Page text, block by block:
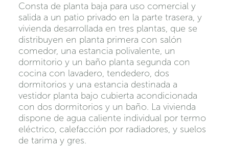
Consta de planta baja para uso comercial y
salida a un patio privado en la parte trasera, y
vivienda desarrollada en tres plantas, que se
distribuyen en planta primera con salón
comedor, una estancia polivalente, un
dormitorio y un baño planta segunda con
cocina con lavadero, tendedero, dos
dormitorios y una estancia destinada a
vestidor planta bajo cubierta acondicionada
con dos dormitorios y un baño. La vivienda
dispone de agua caliente individual por termo
eléctrico, calefacción por radiadores, y suelos
de tarima y gres.